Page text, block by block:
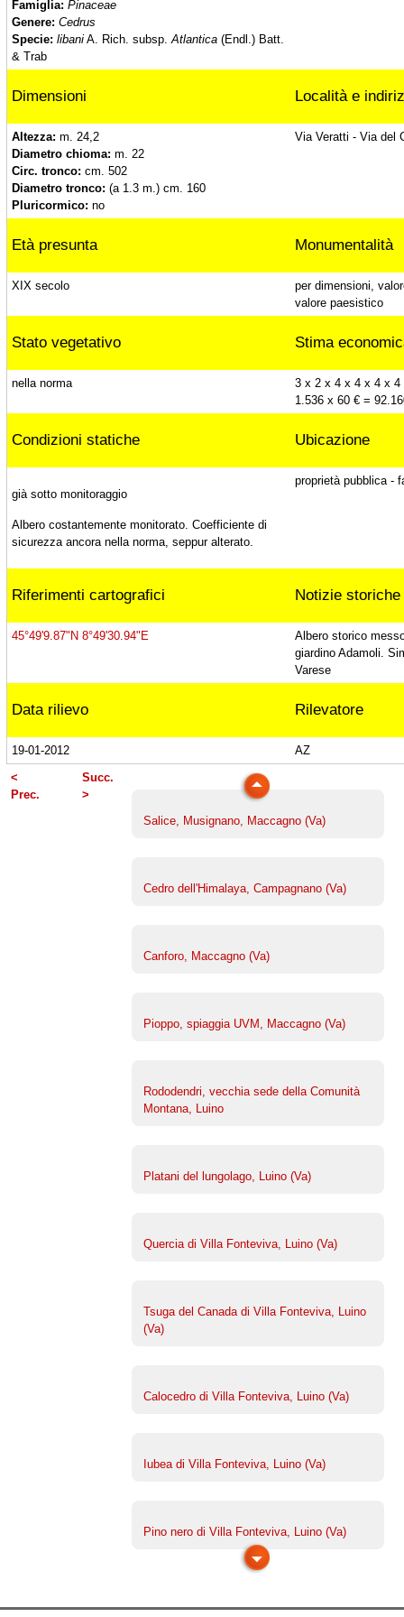
Famiglia: Pinaceae
Genere: Cedrus
Specie: libaniA. Rich. subsp.Atlantica(Endl.) Batt.
& Trab
Dimensioni Località e
Altezza: m. 24,2
Diametro chioma: m. 22
Circ. tronco: cm. 502
Diametro tronco: (a 1.3 m.) cm. 160
Pluricormico: no
Via Veratti - Via del
Età presunta Monumentalità
XIX secolo
per dimensioni,
valore paesistico
Stato vegetativo Stima
nella norma
3 x 2 x 4 x 4 x 4 x 4
1.536 x 60 € =
Condizioni statiche Ubicazione
già sotto monitoraggio
Albero costantemente monitorato. Coefficiente di
sicurezza ancora nella norma, seppur alterato.
proprietà pubblica -
Riferimenti cartografici Notizie storiche
45°49'9.87"N 8°49'30.94"E
Albero storico
giardino Adamoli.
Varese
Data rilievo Rilevatore
19-01-2012 AZ
Salice, Musignano, Maccagno (Va)
Cedro dell'Himalaya, Campagnano (Va)
Canforo, Maccagno (Va)
Pioppo, spiaggia UVM, Maccagno (Va)
Rododendri, vecchia sede della Comunità
Montana, Luino
Platani del lungolago, Luino (Va)
Quercia di Villa Fonteviva, Luino (Va)
Tsuga del Canada di Villa Fonteviva, Luino
(Va)
Calocedro di Villa Fonteviva, Luino (Va)
Iubea di Villa Fonteviva, Luino (Va)
Pino nero di Villa Fonteviva, Luino (Va)
Carpino di Villa Fonteviva, Luino (Va)
Lecci di Villa Leonardi, Ternate (Va)
Cedro dell'Atlante di Villa Leonardi, Ternate
Tiglio europeo, Ternate (Va)
Tiglio plathyphyllos, Ternate (Va)
Cedro di Villa Borromeo, Viggiù (Va)
Platano di Punta Lavello, Brezzo di Bedero
<
Prec.
Succ.
>